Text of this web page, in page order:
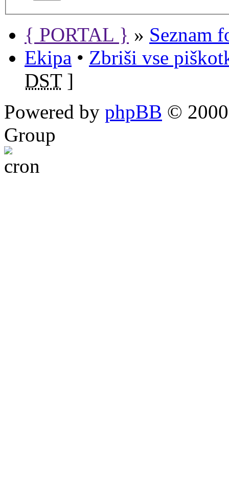
{ PORTAL } » Seznam
Ekipa • Zbriši vse
DST]
Powered by phpBB ©
Group